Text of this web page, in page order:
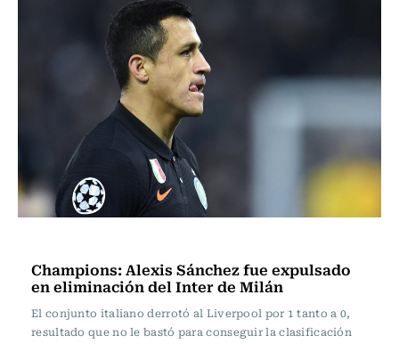
Champions: Alexis Sánchez fue expulsado
en eliminación del Inter de Milán
El conjunto italiano derrotó al Liverpool por 1 tanto a 0,
resultado que no le bastó para conseguir la clasificación